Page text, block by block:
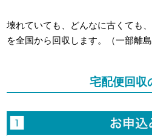
壊れていても、どんなに古くても
を全国から回収します。（一部離島
宅配便回収